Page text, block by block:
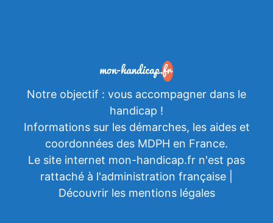
Notre objectif : vous accompagner dans le
handicap !
Informations sur les démarches, les aides et
coordonnées des MDPH en France.
Le site internet mon-handicap.fr n'est pas
rattaché à l'administration française |
Découvrir les mentions légales